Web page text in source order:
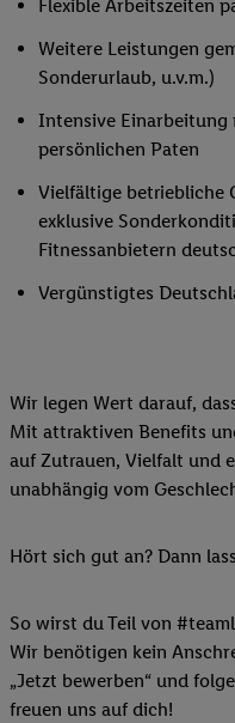
Flexible Arbeitszeiten
Weitere Leistungen
Sonderurlaub, u.v.m.)
Intensive
persönlichen Paten
Vielfältige betriebliche
exklusive
Fitnessanbietern
Vergünstigtes
Wir legen Wert darauf,
Mit attraktiven Benefits
auf Zutrauen, Vielfalt und
unabhängig vom
Hört sich gut an? Dann
So wirst du Teil von
Wir benötigen kein
„Jetzt bewerben“ und
freuen uns auf dich!